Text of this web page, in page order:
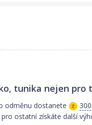
tunika nejen pro
odměnu dostanete
ostatní získáte další